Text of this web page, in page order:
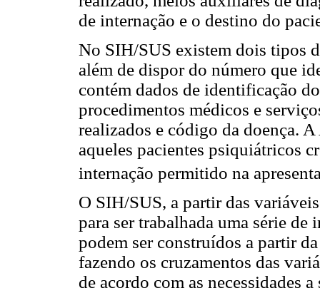
de internação e o destino do
No SIH/SUS existem dois tipos
além de dispor do número que
contém dados de identificação
procedimentos médicos e
realizados e código da doença.
aqueles pacientes psiquiátricos
internação permitido na
O SIH/SUS, a partir das
para ser trabalhada uma série
podem ser construídos a partir
fazendo os cruzamentos das
de acordo com as necessidades